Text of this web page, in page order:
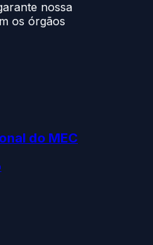
nossa
os órgãos
do MEC